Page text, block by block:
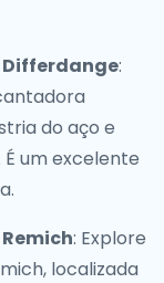
Differdange:
do aço e
um excelente
: Explore
localizada